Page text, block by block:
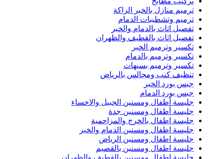
ترميم منازل بالخبر الراكة
ترميم وتشطيبات الدمام
تفصيل اثاث بالدمام والخبر
تفصيل اثاث بالقطيف والظهران
تكسير وترميم الخبر
تكسير وترميم بالدمام
تكسير وترميم بسيهات
تنظيف كنب ومجالس بالرياض
جبس بورد الخبر
جبس بورد الدمام
جليسة أطفال ومسنين الجبيل والاحساء
جليسة أطفال ومسنين جدة
جليسة اطفال بالخرج والمزاحمية
جليسة اطفال ومسنين الدمام والخبر
جليسة اطفال ومسنين الرياض
جليسة اطفال ومسنين بالقصيم